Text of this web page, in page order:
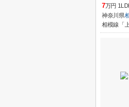
7万円
神奈川県
相模線「